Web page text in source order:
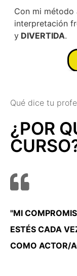
Con mi método
interpretación
y DIVERTIDA.
Qué dice tu
¿POR
"MI
ESTÉS CADA
COMO ACTOR/